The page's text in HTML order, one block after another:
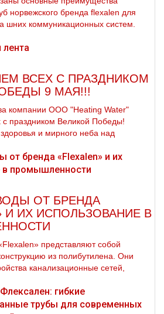
норвежского бренда flехalеn для
шних коммуникационных систем.
ВСЕХ С ПРАЗДНИКОМ
9 МАЯ!!!
компании ООО "Heating Water"
с праздником Великой Победы!
и мирного неба над
ОТ БРЕНДА
И ИХ ИСПОЛЬЗОВАНИЕ В
представляют собой
из полибутилена. Они
канализационные сетей,